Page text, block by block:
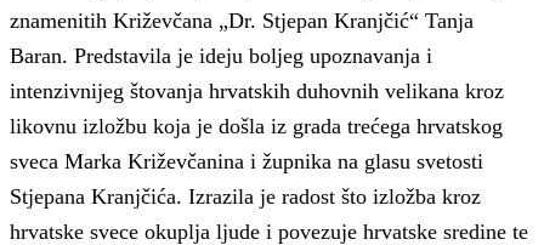
znamenitih Križevčana „Dr. Stjepan Kranjčić“ Tanja
Baran. Predstavila je ideju boljeg upoznavanja i
intenzivnijeg štovanja hrvatskih duhovnih velikana kroz
likovnu izložbu koja je došla iz grada trećega hrvatskog
sveca Marka Križevčanina i župnika na glasu svetosti
Stjepana Kranjčića. Izrazila je radost što izložba kroz
hrvatske svece okuplja ljude i povezuje hrvatske sredine te